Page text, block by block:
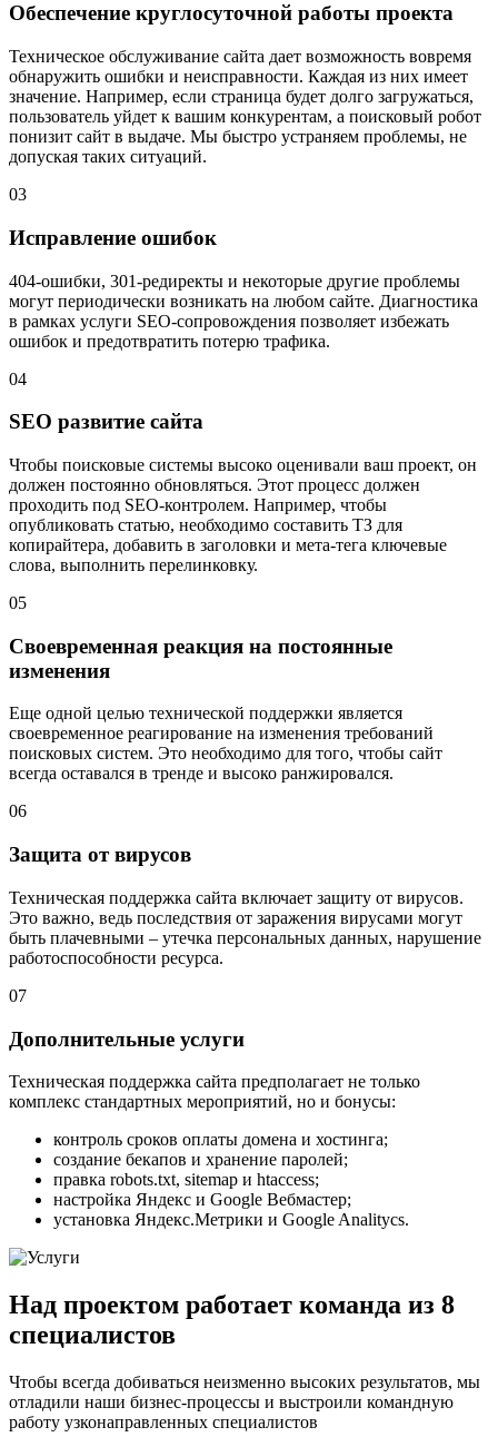
Обеспечение круглосуточной работы проекта
Техническое обслуживание сайта дает возможность вовремя
обнаружить ошибки и неисправности. Каждая из них имеет
значение. Например, если страница будет долго загружаться,
пользователь уйдет к вашим конкурентам, а поисковый робот
понизит сайт в выдаче. Мы быстро устраняем проблемы, не
допуская таких ситуаций.
03
Исправление ошибок
404-ошибки, 301-редиректы и некоторые другие проблемы
могут периодически возникать на любом сайте. Диагностика
в рамках услуги SEO-сопровождения позволяет избежать
ошибок и предотвратить потерю трафика.
04
SEO развитие сайта
Чтобы поисковые системы высоко оценивали ваш проект, он
должен постоянно обновляться. Этот процесс должен
проходить под SEO-контролем. Например, чтобы
опубликовать статью, необходимо составить ТЗ для
копирайтера, добавить в заголовки и мета-тега ключевые
слова, выполнить перелинковку.
05
Своевременная реакция на постоянные
изменения
Еще одной целью технической поддержки является
своевременное реагирование на изменения требований
поисковых систем. Это необходимо для того, чтобы сайт
всегда оставался в тренде и высоко ранжировался.
06
Защита от вирусов
Техническая поддержка сайта включает защиту от вирусов.
Это важно, ведь последствия от заражения вирусами могут
быть плачевными – утечка персональных данных, нарушение
работоспособности ресурса.
07
Дополнительные услуги
Техническая поддержка сайта предполагает не только
комплекс стандартных мероприятий, но и бонусы:
контроль сроков оплаты домена и хостинга;
создание бекапов и хранение паролей;
правка robots.txt, sitemap и htaccess;
настройка Яндекс и Google Вебмастер;
установка Яндекс.Метрики и Google Analitycs.
Над проектом работает команда из 8
специалистов
Чтобы всегда добиваться неизменно высоких результатов, мы
отладили наши бизнес-процессы и выстроили командную
работу узконаправленных специалистов